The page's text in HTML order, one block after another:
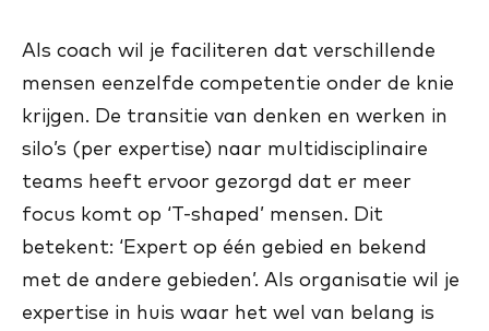
Als coach wil je faciliteren dat verschillende
mensen eenzelfde competentie onder de knie
krijgen. De transitie van denken en werken in
silo’s (per expertise) naar multidisciplinaire
teams heeft ervoor gezorgd dat er meer
focus komt op ‘T-shaped’ mensen. Dit
betekent: ‘Expert op één gebied en bekend
met de andere gebieden’. Als organisatie wil je
expertise in huis waar het wel van belang is